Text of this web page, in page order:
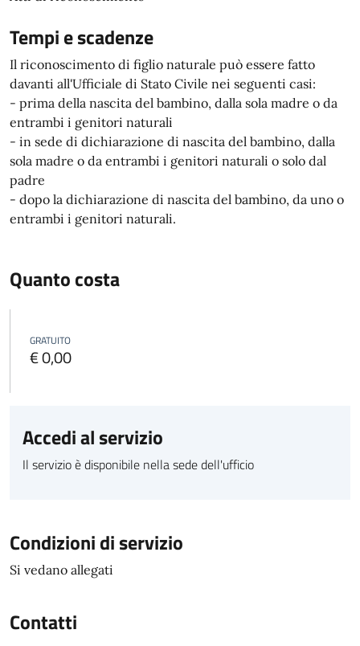
Tempi e scadenze
Il riconoscimento di figlio naturale può essere fatto
davanti all'Ufficiale di Stato Civile nei seguenti casi:
- prima della nascita del bambino, dalla sola madre o da
entrambi i genitori naturali
- in sede di dichiarazione di nascita del bambino, dalla
sola madre o da entrambi i genitori naturali o solo dal
padre
- dopo la dichiarazione di nascita del bambino, da uno o
entrambi i genitori naturali.
Quanto costa
GRATUITO
€ 0,00
Accedi al servizio
Il servizio è disponibile nella sede dell'ufficio
Condizioni di servizio
Si vedano allegati
Contatti